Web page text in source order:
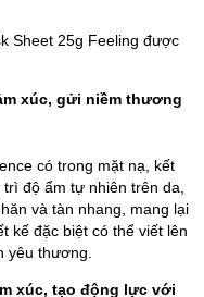
Sheet 25g Feeling được
xúc, gửi niềm thương
có trong mặt nạ, kết
độ ẩm tự nhiên trên da,
và tàn nhang, mang lại
kế đặc biệt có thể viết lên
yêu thương.
xúc, tạo động lực với